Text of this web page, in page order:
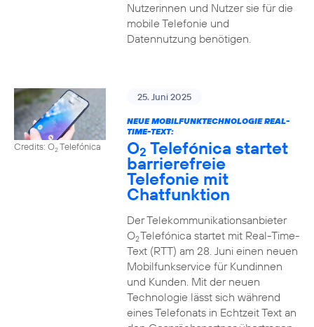
Nutzerinnen und Nutzer sie für die
mobile Telefonie und
Datennutzung benötigen.
Credits: O2Telefónica
25. Juni 2025
NEUE MOBILFUNKTECHNOLOGIE REAL-
TIME-TEXT:
O2 Telefónica startet
barrierefreie
Telefonie mit
Chatfunktion
Der Telekommunikationsanbieter
O2Telefónica startet mit Real-Time-
Text (RTT) am 28. Juni einen neuen
Mobilfunkservice für Kundinnen
und Kunden. Mit der neuen
Technologie lässt sich während
eines Telefonats in Echtzeit Text an